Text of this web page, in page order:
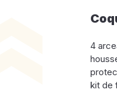
4
kit de